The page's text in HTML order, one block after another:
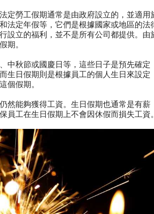
定勞工假期通常是由政府設立的，並適用
法定年假等，它們是根據國家或地區的法
設立的福利，並不是所有公司都提供。由
期。
中秋節或國慶日等，這些日子是預先確定
生日假期則是根據員工的個人生日來設定
個假期。
然能夠獲得工資。生日假期也通常是有薪
員工在生日假期上不會因休假而損失工資。